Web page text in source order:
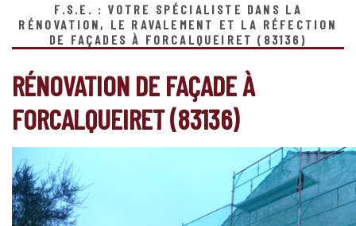
F.S.E. : VOTRE SPÉCIALISTE DANS LA
RÉNOVATION, LE RAVALEMENT ET LA RÉFECTION
DE FAÇADES À FORCALQUEIRET (83136)
RÉNOVATION DE FAÇADE À
FORCALQUEIRET (83136)